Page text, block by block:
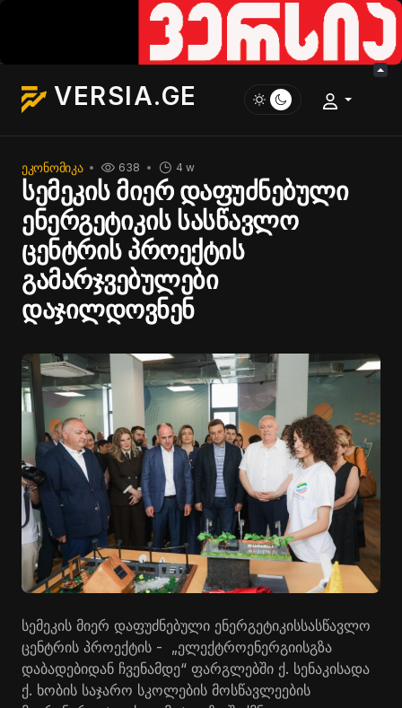
VERSIA.GE
ᲔᲙᲝᲜᲝᲛᲘᲙᲐ 4 w
638
სემეკის მიერ დაფუძნებული
ენერგეტიკის სასწავლო
ცენტრის პროექტის
გამარჯვებულები
დაჯილდოვნენ
სემეკის მიერ დაფუძნებული ენერგეტიკისსასწავლო
ცენტრის პროექტის - „ელექტროენერგიისგზა
დაბადებიდან ჩვენამდე“ ფარგლებში ქ. სენაკისადა
ქ. ხობის საჯარო სკოლების მოსწავლეების